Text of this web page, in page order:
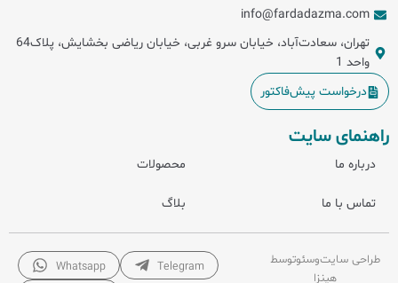
info@fardadazma.com
تهران، سعادت‌آباد، خیابان سرو غربی، خیابان ریاضی بخشایش، پلاک64
واحد 1
راهنمای سایت
درباره ما محصولات
تماس با ما بلاگ
درخواست پیش‌فاکتور
طراحی سایتوسئوتوسط
هینزا
Whatsapp Telegram